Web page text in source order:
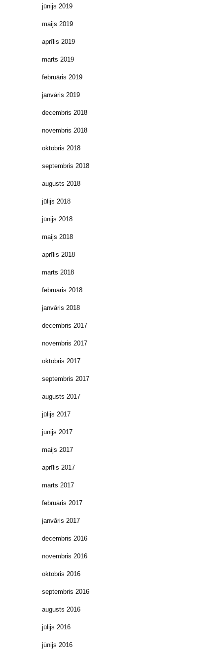
jūnijs 2019
maijs 2019
aprīlis 2019
marts 2019
februāris 2019
janvāris 2019
decembris 2018
novembris 2018
oktobris 2018
septembris 2018
augusts 2018
jūlijs 2018
jūnijs 2018
maijs 2018
aprīlis 2018
marts 2018
februāris 2018
janvāris 2018
decembris 2017
novembris 2017
oktobris 2017
septembris 2017
augusts 2017
jūlijs 2017
jūnijs 2017
maijs 2017
aprīlis 2017
marts 2017
februāris 2017
janvāris 2017
decembris 2016
novembris 2016
oktobris 2016
septembris 2016
augusts 2016
jūlijs 2016
jūnijs 2016